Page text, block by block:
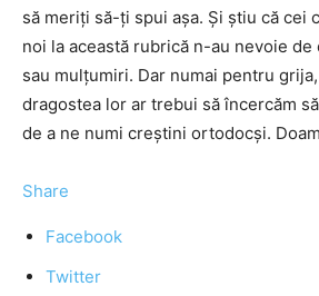
să meriţi să-ţi spui aşa. Şi ştiu că cei
noi la această rubrică n-au nevoie de
sau mulţumiri. Dar numai pentru
dragostea lor ar trebui să încercăm
de a ne numi creştini ortodocşi.
Share
Facebook
Twitter